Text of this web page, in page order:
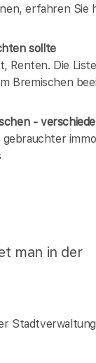
erfahren Sie
sollte
Renten. Die
Bremischen
-
man in der